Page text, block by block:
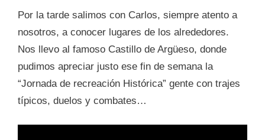
Por la tarde salimos con Carlos, siempre atento a
nosotros, a conocer lugares de los alrededores.
Nos llevo al famoso Castillo de Argüeso, donde
pudimos apreciar justo ese fin de semana la
“Jornada de recreación Histórica” gente con trajes
típicos, duelos y combates…